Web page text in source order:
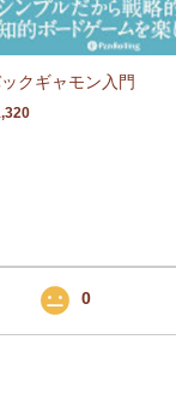
クギャモン入門
0